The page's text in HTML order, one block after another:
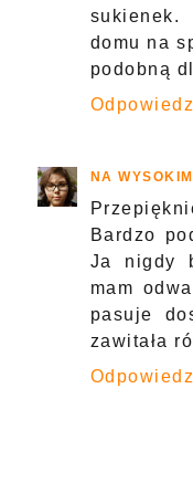
domu na
podobną
Odpowiedz
NA
Bardzo
Ja nigdy
mam
pasuje
zawitała
Odpowiedz